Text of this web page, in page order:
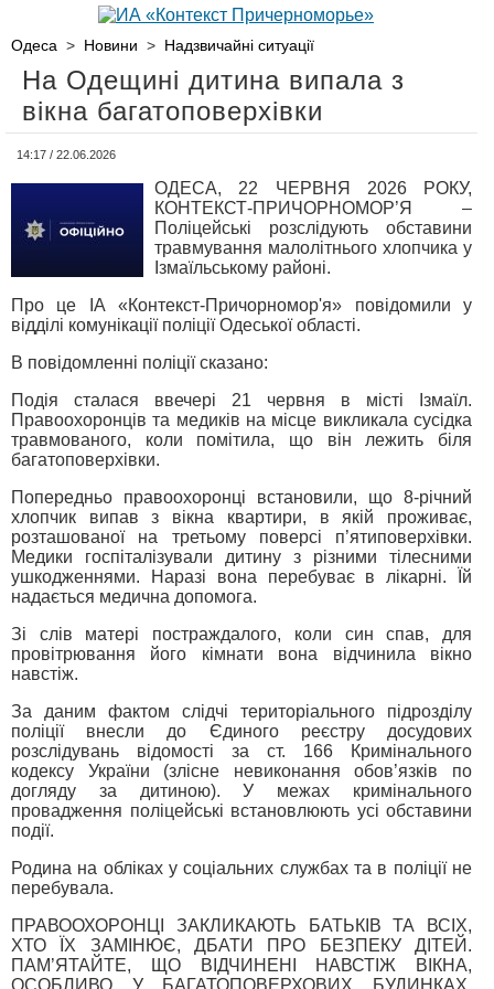
Одеса > Новини > Надзвичайні ситуації
На Одещині дитина випала з
вікна багатоповерхівки
14:17 / 22.06.2026
ОДЕСА, 22 ЧЕРВНЯ 2026 РОКУ,
КОНТЕКСТ-ПРИЧОРНОМОР’Я –
Поліцейські розслідують обставини
травмування малолітнього хлопчика у
Ізмаїльському районі.
Про це ІА «Контекст-Причорномор'я» повідомили у
відділі комунікації поліції Одеської області.
В повідомленні поліції сказано:
Подія сталася ввечері 21 червня в місті Ізмаїл.
Правоохоронців та медиків на місце викликала сусідка
травмованого, коли помітила, що він лежить біля
багатоповерхівки.
Попередньо правоохоронці встановили, що 8-річний
хлопчик випав з вікна квартири, в якій проживає,
розташованої на третьому поверсі п’ятиповерхівки.
Медики госпіталізували дитину з різними тілесними
ушкодженнями. Наразі вона перебуває в лікарні. Їй
надається медична допомога.
Зі слів матері постраждалого, коли син спав, для
провітрювання його кімнати вона відчинила вікно
навстіж.
За даним фактом слідчі територіального підрозділу
поліції внесли до Єдиного реєстру досудових
розслідувань відомості за ст. 166 Кримінального
кодексу України (злісне невиконання обов’язків по
догляду за дитиною). У межах кримінального
провадження поліцейські встановлюють усі обставини
події.
Родина на обліках у соціальних службах та в поліції не
перебувала.
ПРАВООХОРОНЦІ ЗАКЛИКАЮТЬ БАТЬКІВ ТА ВСІХ,
ХТО ЇХ ЗАМІНЮЄ, ДБАТИ ПРО БЕЗПЕКУ ДІТЕЙ.
ПАМ’ЯТАЙТЕ, ЩО ВІДЧИНЕНІ НАВСТІЖ ВІКНА,
ОСОБЛИВО У БАГАТОПОВЕРХОВИХ БУДИНКАХ,